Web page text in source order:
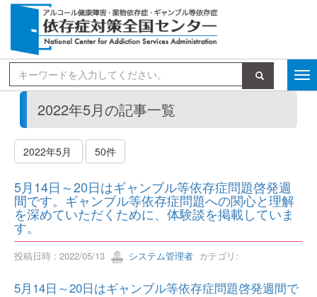
検索
2022年5月の記事一覧
2022年5月 50件
5月14日～20日はギャンブル等依存症問題啓発週
間です。ギャンブル等依存症問題への関心と理解
を深めていただくために、体験談を掲載していま
す。
投稿日時 : 2022/05/13 システム管理者 カテゴリ:
5月14日～20日はギャンブル等依存症問題啓発週間で